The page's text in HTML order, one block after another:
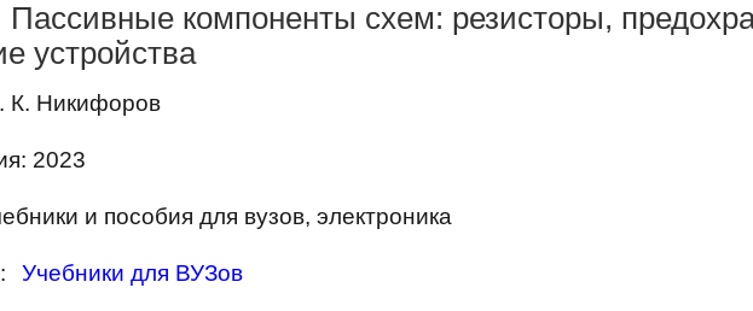
Пассивные компоненты схем: резисторы,
устройства
К. Никифоров
2023
и пособия для вузов, электроника
Учебники для ВУЗов